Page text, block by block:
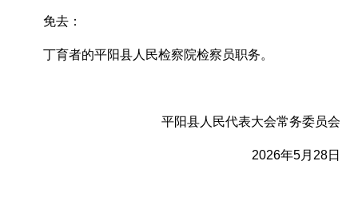
免去：
丁育者的平阳县人民检察院检察员职务。
平阳县人民代表大会常务委员会
2026年5月28日